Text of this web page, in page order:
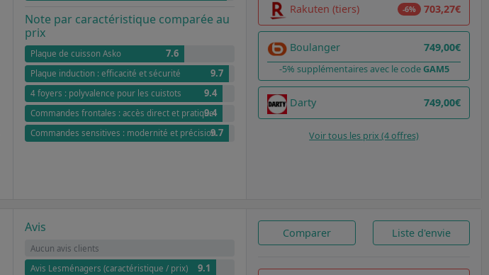
Note par caractéristique comparée au
prix
Plaque de cuisson Asko 7.6
Plaque induction : efficacité et sécurité 9.7
4 foyers : polyvalence pour les cuistots 9.4
Commandes frontales : accès direct et pratique
9.4
Commandes sensitives : modernité et précision9.7
Rakuten (tiers) -6% 703,27€
Boulanger 749,00€
-5% supplémentaires avec le codeGAM5
Darty 749,00€
Voir tous les prix (4 offres)
Avis
Aucun avis clients
Avis Lesménagers (caractéristique / prix)
9.1
Comparer Liste d'envie